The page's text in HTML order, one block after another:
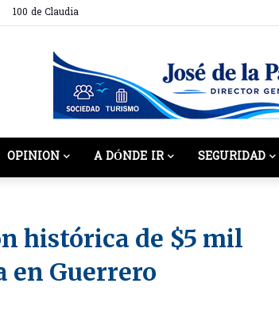
100 de Claudia
OPINION A DÓNDE IR SEGURIDAD
histórica de $5 mil
en Guerrero